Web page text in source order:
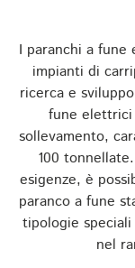
I paranchi a
impianti di
ricerca e
fune elettrici
sollevamento,
100
esigenze, è
paranco a fune
tipologie
nel